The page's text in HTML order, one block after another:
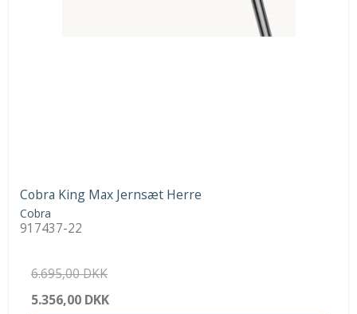
Cobra King Max Jernsæt Herre
Cobra
917437-22
6.695,00 DKK
5.356,00 DKK